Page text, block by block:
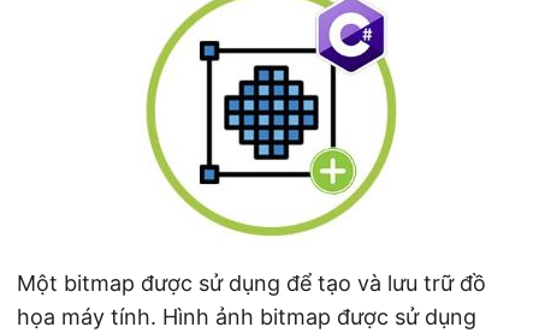
Một bitmap được sử dụng để tạo và lưu trữ đồ
họa máy tính. Hình ảnh bitmap được sử dụng